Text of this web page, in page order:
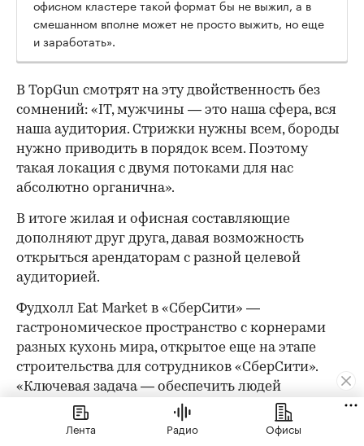
офисном кластере такой формат бы не выжил, а в
смешанном вполне может не просто выжить, но еще
и заработать».
В TopGun смотрят на эту двойственность без
сомнений: «IT, мужчины — это наша сфера, вся
наша аудитория. Стрижки нужны всем, бороды
нужно приводить в порядок всем. Поэтому
такая локация с двумя потоками для нас
абсолютно органична».
В итоге жилая и офисная составляющие
дополняют друг друга, давая возможность
открыться арендаторам с разной целевой
аудиторией.
Фудхолл Eat Market в «СберСити» —
гастрономическое пространство с корнерами
разных кухонь мира, открытое еще на этапе
строительства для сотрудников «СберСити».
«Ключевая задача — обеспечить людей
свежеприготовленной едой из-под ножа, в
отличие от распространенной практики
Лента Радио Офисы